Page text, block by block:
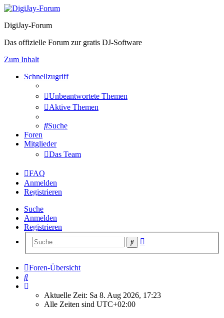
DigiJay-Forum
Das offizielle Forum zur gratis DJ-Software
Zum Inhalt
Schnellzugriff
Unbeantwortete Themen
Aktive Themen
Suche
Foren
Mitglieder
Das Team
FAQ
Anmelden
Registrieren
Suche
Anmelden
Registrieren
Suche
Foren-Übersicht
Suche
Aktuelle Zeit: Sa 8. Aug 2026, 17:23
Alle Zeiten sind UTC+02:00